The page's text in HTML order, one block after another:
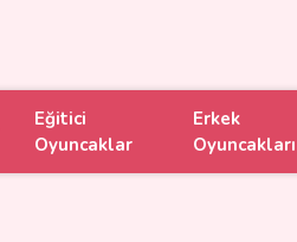
Eğitici
Oyuncaklar
Erkek
Oyuncakları